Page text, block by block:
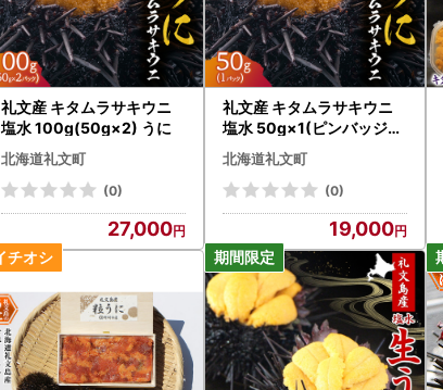
礼文産 キタムラサキウニ
塩水 100g(50g×2) うに
北海道礼文町
(0)
27,000
礼文産 キタムラサキウニ
塩水 50g×1(ピンバッジ付
) うに
北海道礼文町
(0)
19,000